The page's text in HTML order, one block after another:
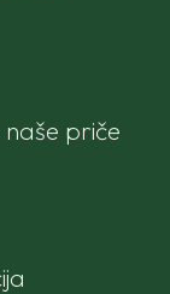
naše priče